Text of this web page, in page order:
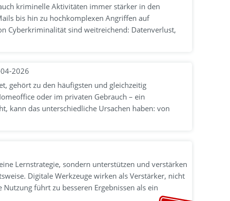
kriminelle Aktivitäten immer stärker in den
bis hin zu hochkomplexen Angriffen auf
Cyberkriminalität sind weitreichend: Datenverlust,
2026
gehört zu den häufigsten und gleichzeitig
oder im privaten Gebrauch – ein
kann das unterschiedliche Ursachen haben: von
Lernstrategie, sondern unterstützen und verstärken
Digitale Werkzeuge wirken als Verstärker, nicht
führt zu besseren Ergebnissen als ein